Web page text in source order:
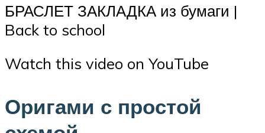
БРАСЛЕТ ЗАКЛАДКА из бумаги |
Back to school
Watch this video on YouTube
Оригами с простой